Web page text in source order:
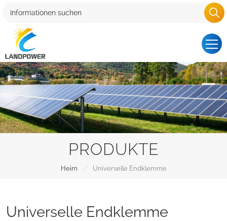
PRODUKTE
Heim / Universelle Endklemme
Universelle Endklemme